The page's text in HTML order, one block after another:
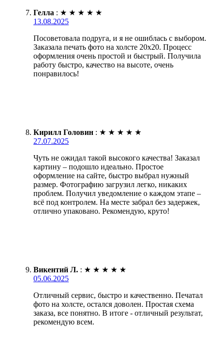
Гелла : ★ ★ ★ ★ ★
13.08.2025
Посоветовала подруга, и я не ошиблась с выбором.
Заказала печать фото на холсте 20х20. Процесс
оформления очень простой и быстрый. Получила
работу быстро, качество на высоте, очень
понравилось!
Кирилл Головин : ★ ★ ★ ★ ★
27.07.2025
Чуть не ожидал такой высокого качества! Заказал
картину – подошло идеально. Простое
оформление на сайте, быстро выбрал нужный
размер. Фотографию загрузил легко, никаких
проблем. Получил уведомление о каждом этапе –
всё под контролем. На месте забрал без задержек,
отлично упаковано. Рекомендую, круто!
Викентий Л. : ★ ★ ★ ★ ★
05.06.2025
Отличный сервис, быстро и качественно. Печатал
фото на холсте, остался доволен. Простая схема
заказа, все понятно. В итоге - отличный результат,
рекомендую всем.